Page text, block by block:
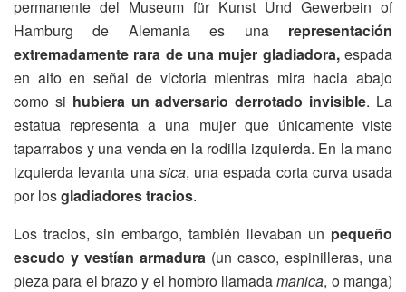
permanente del Museum für Kunst Und Gewerbein of
Hamburg de Alemania es una representación
extremadamente rara de una mujer gladiadora,espada
en alto en señal de victoria mientras mira hacia abajo
como si hubiera un adversario derrotado invisible. La
estatua representa a una mujer que únicamente viste
taparrabos y una venda en la rodilla izquierda. En la mano
izquierda levanta una sica, una espada corta curva usada
por losgladiadores tracios.
Los tracios, sin embargo, también llevaban un pequeño
escudo y vestían armadura (un casco, espinilleras, una
pieza para el brazo y el hombro llamadamanica, o manga)